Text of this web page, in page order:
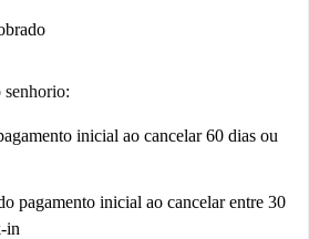
senhorio:
inicial ao cancelar 60 dias ou
pagamento inicial ao cancelar entre 30
in